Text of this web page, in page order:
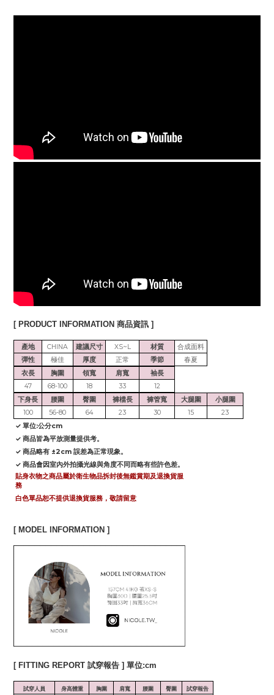
[ PRODUCT INFORMATION 商品資訊 ]
產地 CHINA 建議尺寸 XS~L 材質
合成面料
彈性
極佳 厚度 正常 季節
春夏
衣長
胸圍 領寬 肩寬
袖長
47
68-100 18 33
12
下身長
腰圍 臀圍 褲檔長 褲管寬 大腿圍
小腿圍
100
56-80 64 23 30 15
23
✓ 單位:公分cm
✓ 商品皆為平放測量提供考。
✓ 商品略有 ±2cm 誤差為正常現象。
✓ 商品會因室內外拍攝光線與角度不同而略有些許色差。
貼身衣物之商品屬於衛生物品拆封後無鑑賞期及退換貨服
務
白色單品恕不提供退換貨服務，敬請留意
[ MODEL INFORMATION ]
[ FITTING REPORT 試穿報告 ] 單位:cm
試穿人員 身高體重 胸圍 肩寬 腰圍 臀圍 試穿報告